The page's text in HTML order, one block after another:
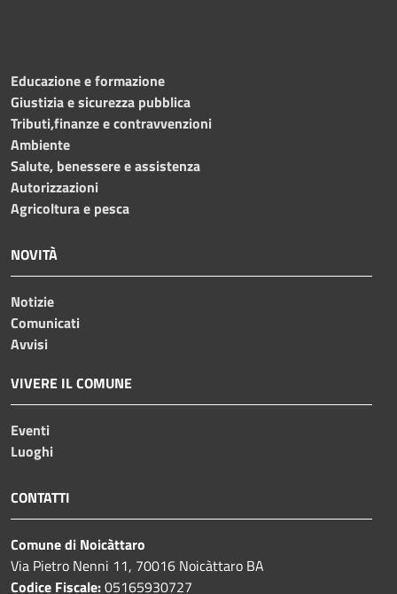
Educazione e formazione
Giustizia e sicurezza pubblica
Tributi,finanze e contravvenzioni
Ambiente
Salute, benessere e assistenza
Autorizzazioni
Agricoltura e pesca
NOVITÀ
Notizie
Comunicati
Avvisi
VIVERE IL COMUNE
Eventi
Luoghi
CONTATTI
Comune di Noicàttaro
Via Pietro Nenni 11, 70016 Noicàttaro BA
Codice Fiscale:05165930727